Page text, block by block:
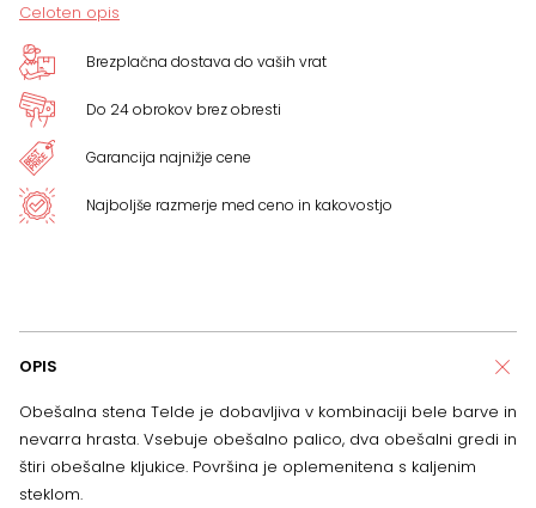
količina
Celoten opis
Brezplačna dostava do vaših vrat
Do 24 obrokov brez obresti
Garancija najnižje cene
Najboljše razmerje med ceno in kakovostjo
OPIS
Obešalna stena Telde je dobavljiva v kombinaciji bele barve in
nevarra hrasta. Vsebuje obešalno palico, dva obešalni gredi in
štiri obešalne kljukice. Površina je oplemenitena s kaljenim
steklom.